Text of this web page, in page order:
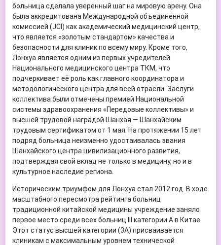
больница сделала уверенный шаг на мировую арену. Она
была аккредитована Международной объединенной
комиссией (JCI) как академический медицинский центр,
что является «золотым стандартом» качества и
безопасности для клиник по всему миру. Кроме того,
Лонхуа является одним из первых учредителей
Национального медицинского центра ТКМ, что
подчеркивает её роль как главного координатора и
методологического центра для всей отрасли. Заслуги
коллектива были отмечены премией Национальной
системы здравоохранения «Передовые коллективы» и
высшей трудовой наградой Шанхая — Шанхайским
трудовым сертификатом от 1 мая. На протяжении 15 лет
подряд больница неизменно удостаивалась звания
Шанхайского центра цивилизационного развития,
подтверждая свой вклад не только в медицину, но и в
культурное наследие региона.
Историческим триумфом для Лонхуа стал 2012 год. В ходе
масштабного пересмотра рейтинга больниц
традиционной китайской медицины учреждение заняло
первое место среди всех больниц III категории А в Китае.
Этот статус высшей категории (3A) присваивается
клиникам с максимальным уровнем технической